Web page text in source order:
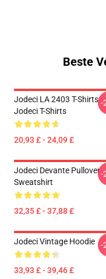
Beste
Jodeci LA 2403 T-Shirts
Jodeci T-Shirts
20,93 £ - 24,09 £
-
Jodeci Devante Pullover
Sweatshirt
32,35 £ - 37,88 £
-
Jodeci Vintage Hoodie
33,93 £ - 39,46 £
-